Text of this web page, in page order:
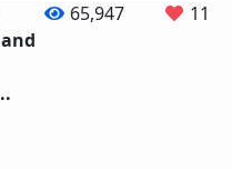
and
65,947 111